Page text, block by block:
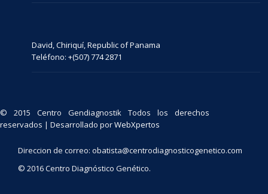
David, Chiriquí, Republic of Panama
Teléfono: +(507) 774 2871
© 2015 Centro Gendiagnostik Todos los derechos
reservados | Desarrollado porWebXpertos
Direccion de correo: obatista@centrodiagnosticogenetico.com
© 2016 Centro Diagnóstico Genético.